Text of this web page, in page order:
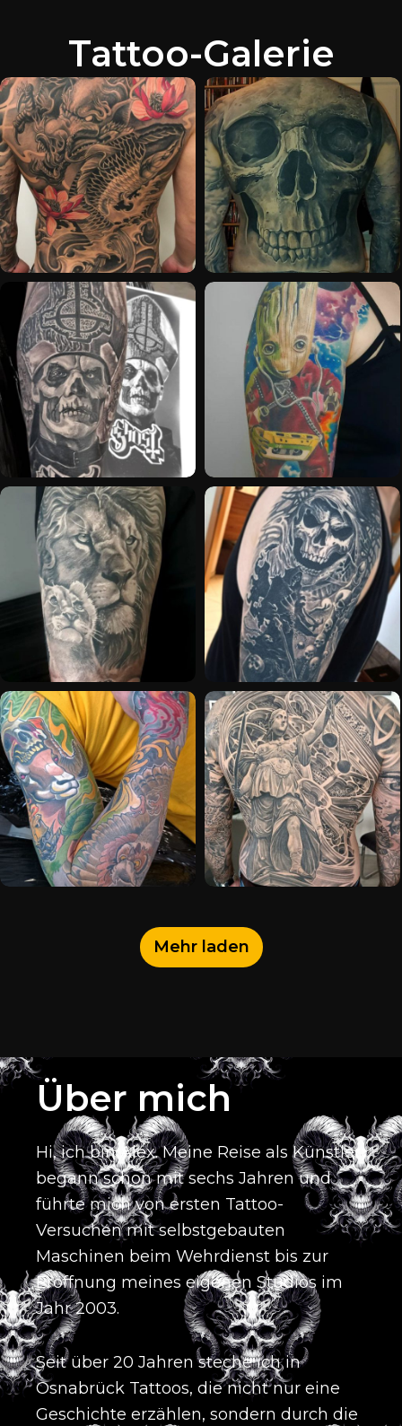
Tattoo-Galerie
Mehr laden
Über mich
Hi, ich bin Alex.Meine Reise als Künstler
begann schon mit sechs Jahren und
führte mich von ersten Tattoo-
Versuchen mit selbstgebauten
Maschinen beim Wehrdienst bis zur
Eröffnung meines eigenen Studios im
Jahr 2003.
Seit über 20 Jahren steche ich in
Osnabrück Tattoos, die nicht nur eine
Geschichte erzählen, sondern durch die